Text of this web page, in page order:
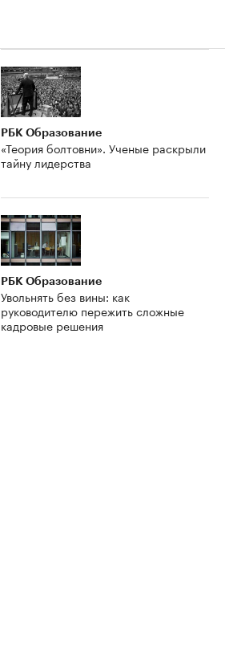
РБК Образование
«Теория болтовни». Ученые раскрыли
тайну лидерства
РБК Образование
Увольнять без вины: как
руководителю пережить сложные
кадровые решения